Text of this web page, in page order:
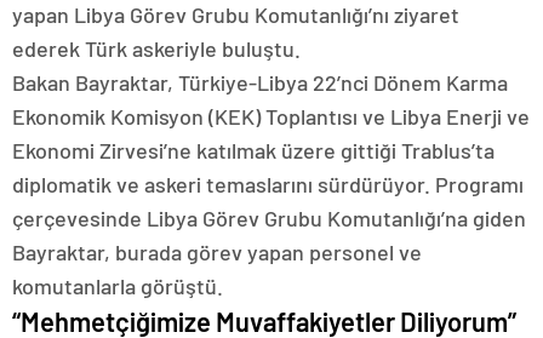
yapan Libya Görev Grubu Komutanlığı’nı ziyaret
ederek Türk askeriyle buluştu.
Bakan Bayraktar, Türkiye-Libya 22’nci Dönem Karma
Ekonomik Komisyon (KEK) Toplantısı ve Libya Enerji ve
Ekonomi Zirvesi’ne katılmak üzere gittiği Trablus’ta
diplomatik ve askeri temaslarını sürdürüyor. Programı
çerçevesinde Libya Görev Grubu Komutanlığı’na giden
Bayraktar, burada görev yapan personel ve
komutanlarla görüştü.
“Mehmetçiğimize Muvaffakiyetler Diliyorum”